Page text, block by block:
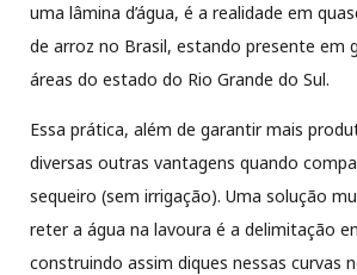
uma lâmina d’água, é a realidade em
de arroz no Brasil, estando presente em
áreas do estado do Rio Grande do Sul.
Essa prática, além de garantir mais
diversas outras vantagens quando
sequeiro (sem irrigação). Uma solução
reter a água na lavoura é a delimitação
construindo assim diques nessas curvas